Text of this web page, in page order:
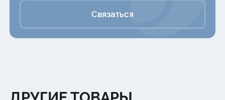
Связаться
ДРУГИЕ ТОВАРЫ